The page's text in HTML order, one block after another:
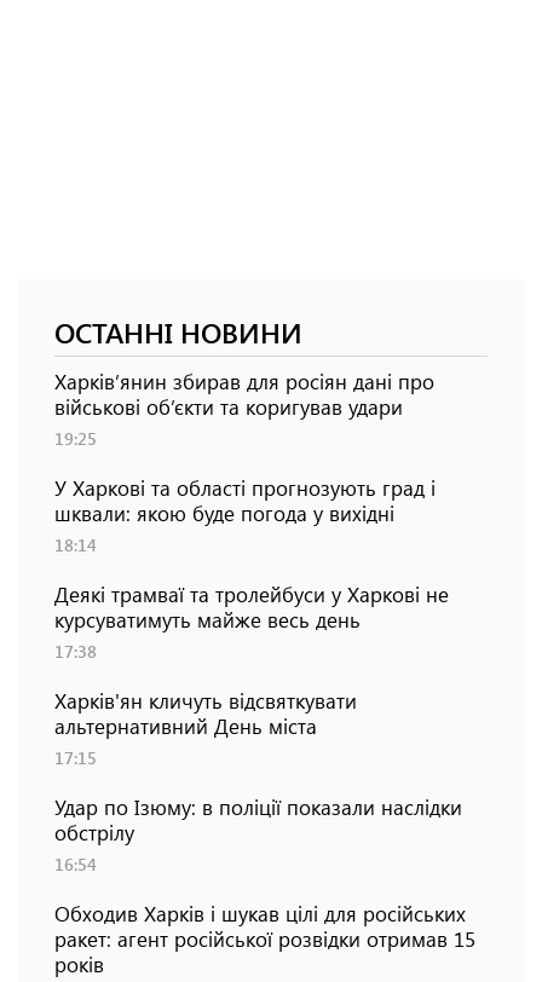
ОСТАННІ НОВИНИ
Харків’янин збирав для росіян дані про
військові об’єкти та коригував удари
19:25
У Харкові та області прогнозують град і
шквали: якою буде погода у вихідні
18:14
Деякі трамваї та тролейбуси у Харкові не
курсуватимуть майже весь день
17:38
Харків'ян кличуть відсвяткувати
альтернативний День міста
17:15
Удар по Ізюму: в поліції показали наслідки
обстрілу
16:54
Обходив Харків і шукав цілі для російських
ракет: агент російської розвідки отримав 15
років